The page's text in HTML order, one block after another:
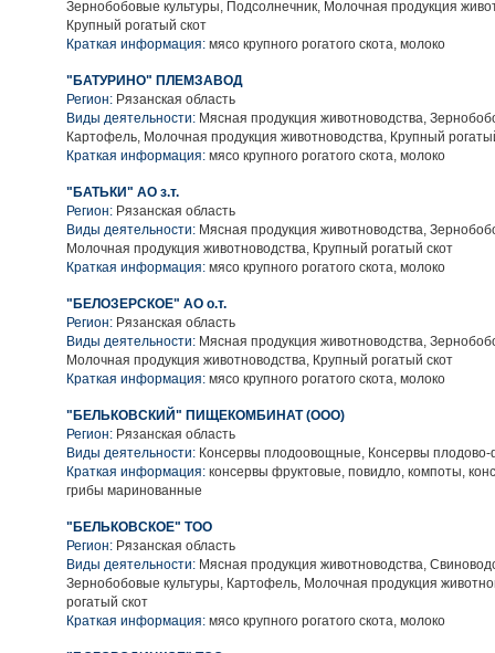
Зернобобовые культуры, Подсолнечник, Молочная продукция
Крупный рогатый скот
Краткая информация: мясо крупного рогатого скота, молоко
"БАТУРИНО" ПЛЕМЗАВОД
Регион: Рязанская область
Виды деятельности: Мясная продукция животноводства,
Картофель, Молочная продукция животноводства, Крупный
Краткая информация: мясо крупного рогатого скота, молоко
"БАТЬКИ" АО з.т.
Регион: Рязанская область
Виды деятельности: Мясная продукция животноводства,
Молочная продукция животноводства, Крупный рогатый скот
Краткая информация: мясо крупного рогатого скота, молоко
"БЕЛОЗЕРСКОЕ" АО о.т.
Регион: Рязанская область
Виды деятельности: Мясная продукция животноводства,
Молочная продукция животноводства, Крупный рогатый скот
Краткая информация: мясо крупного рогатого скота, молоко
"БЕЛЬКОВСКИЙ" ПИЩЕКОМБИНАТ (ООО)
Регион: Рязанская область
Виды деятельности: Консервы плодоовощные, Консервы плодово-
Краткая информация: консервы фруктовые, повидло, компоты,
грибы маринованные
"БЕЛЬКОВСКОЕ" ТОО
Регион: Рязанская область
Виды деятельности: Мясная продукция животноводства,
Зернобобовые культуры, Картофель, Молочная продукция
рогатый скот
Краткая информация: мясо крупного рогатого скота, молоко